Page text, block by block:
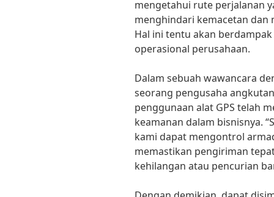
mengetahui rute perjalanan
menghindari kemacetan dan
Hal ini tentu akan
operasional perusahaan.
Dalam sebuah wawancara
seorang pengusaha
penggunaan alat GPS telah
keamanan dalam bisnisnya.
kami dapat mengontrol
memastikan pengiriman
kehilangan atau pencurian